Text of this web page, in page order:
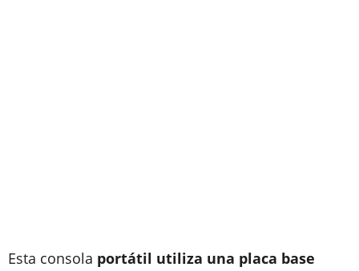
Esta consola portátil utiliza una placa base